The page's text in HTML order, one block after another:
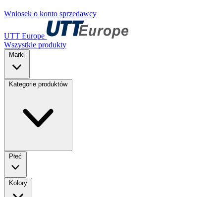
Wniosek o konto sprzedawcy
UTT Europe
Wszystkie produkty
Marki
Kategorie produktów
Płeć
Kolory